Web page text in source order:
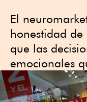
El
honestidad
que las
emocionales